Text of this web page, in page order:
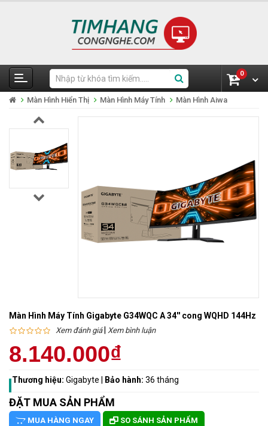
0
Màn Hình Hiển Thị Màn Hình Máy Tính Màn Hình Aiwa
Màn Hình Máy Tính Gigabyte G34WQC A 34'' cong WQHD 144Hz
Xem đánh giá| Xem bình luận
8.140.000₫
Thương hiệu: Gigabyte Bảo hành: 36 tháng
ĐẶT MUA SẢN PHẨM
MUA HÀNG NGAY SO SÁNH SẢN PHẨM